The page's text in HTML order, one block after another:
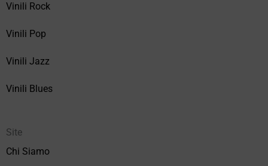
Vinili Rock
Vinili Pop
Vinili Jazz
Vinili Blues
Site
Chi Siamo